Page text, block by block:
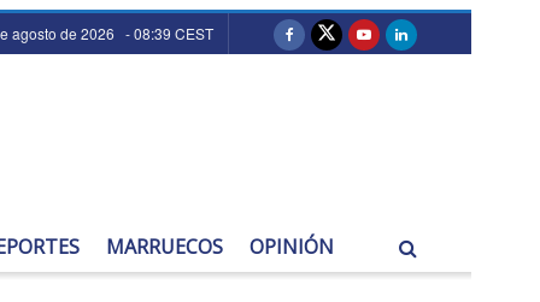
agosto de 2026 - 08:39 CEST
MARRUECOS OPINIÓN